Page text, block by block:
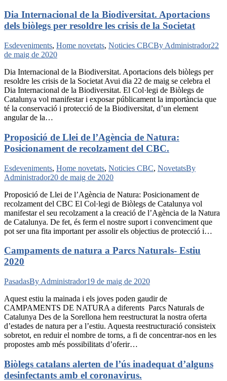
Dia Internacional de la Biodiversitat. Aportacions
dels biòlegs per resoldre les crisis de la Societat
Esdeveniments, Home novetats, Noticies CBCBy Administrador22
de maig de 2020
Dia Internacional de la Biodiversitat. Aportacions dels biòlegs per
resoldre les crisis de la Societat Avui dia 22 de maig se celebra el
Dia Internacional de la Biodiversitat. El Col·legi de Biòlegs de
Catalunya vol manifestar i exposar públicament la importància que
té la conservació i protecció de la Biodiversitat, d’un element
angular de la…
Proposició de Llei de l’Agència de Natura:
Posicionament de recolzament del CBC.
Esdeveniments, Home novetats, Noticies CBC, NovetatsBy
Administrador20 de maig de 2020
Proposició de Llei de l’Agència de Natura: Posicionament de
recolzament del CBC El Col·legi de Biòlegs de Catalunya vol
manifestar el seu recolzament a la creació de l’Agència de la Natura
de Catalunya. De fet, és ferm el nostre suport i convenciment que
pot ser una fita important per assolir els objectius de protecció i…
Campaments de natura a Parcs Naturals- Estiu
2020
PasadasBy Administrador19 de maig de 2020
Aquest estiu la mainada i els joves poden gaudir de
CAMPAMENTS DE NATURA a diferents Parcs Naturals de
Catalunya Des de la Sorellona hem reestructurat la nostra oferta
d’estades de natura per a l’estiu. Aquesta reestructuració consisteix
sobretot, en reduir el nombre de torns, a fi de concentrar-nos en les
propostes amb més possibilitats d’oferir…
Biòlegs catalans alerten de l’ús inadequat d’alguns
desinfectants amb el coronavirus.